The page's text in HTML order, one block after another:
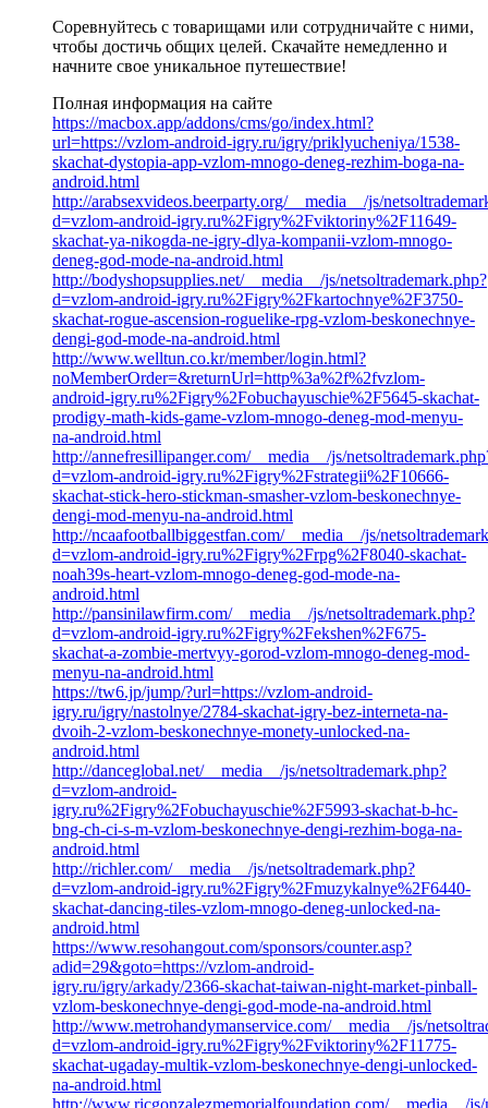
Соревнуйтесь с товарищами или сотрудничайте с ними,
чтобы достичь общих целей. Скачайте немедленно и
начните свое уникальное путешествие!
Полная информация на сайте
https://macbox.app/addons/cms/go/index.html?
url=https://vzlom-android-igry.ru/igry/priklyucheniya/1538-
skachat-dystopia-app-vzlom-mnogo-deneg-rezhim-boga-na-
android.html
http://arabsexvideos.beerparty.org/__media__/js/
d=vzlom-android-igry.ru%2Figry%2Fviktoriny%2F11649-
skachat-ya-nikogda-ne-igry-dlya-kompanii-vzlom-mnogo-
deneg-god-mode-na-android.html
http://bodyshopsupplies.net/__media__/js/netsoltrademark.php?
d=vzlom-android-igry.ru%2Figry%2Fkartochnye%2F3750-
skachat-rogue-ascension-roguelike-rpg-vzlom-beskonechnye-
dengi-god-mode-na-android.html
http://www.welltun.co.kr/member/login.html?
noMemberOrder=&returnUrl=http%3a%2f%2fvzlom-
android-igry.ru%2Figry%2Fobuchayuschie%2F5645-skachat-
prodigy-math-kids-game-vzlom-mnogo-deneg-mod-menyu-
na-android.html
http://annefresillipanger.com/__media__/js/
d=vzlom-android-igry.ru%2Figry%2Fstrategii%2F10666-
skachat-stick-hero-stickman-smasher-vzlom-beskonechnye-
dengi-mod-menyu-na-android.html
http://ncaafootballbiggestfan.com/__media__/js/
d=vzlom-android-igry.ru%2Figry%2Frpg%2F8040-skachat-
noah39s-heart-vzlom-mnogo-deneg-god-mode-na-
android.html
http://pansinilawfirm.com/__media__/js/netsoltrademark.php?
d=vzlom-android-igry.ru%2Figry%2Fekshen%2F675-
skachat-a-zombie-mertvyy-gorod-vzlom-mnogo-deneg-mod-
menyu-na-android.html
https://tw6.jp/jump/?url=https://vzlom-android-
igry.ru/igry/nastolnye/2784-skachat-igry-bez-interneta-na-
dvoih-2-vzlom-beskonechnye-monety-unlocked-na-
android.html
http://danceglobal.net/__media__/js/netsoltrademark.php?
d=vzlom-android-
igry.ru%2Figry%2Fobuchayuschie%2F5993-skachat-b-hc-
bng-ch-ci-s-m-vzlom-beskonechnye-dengi-rezhim-boga-na-
android.html
http://richler.com/__media__/js/netsoltrademark.php?
d=vzlom-android-igry.ru%2Figry%2Fmuzykalnye%2F6440-
skachat-dancing-tiles-vzlom-mnogo-deneg-unlocked-na-
android.html
https://www.resohangout.com/sponsors/counter.asp?
adid=29&goto=https://vzlom-android-
igry.ru/igry/arkady/2366-skachat-taiwan-night-market-pinball-
vzlom-beskonechnye-dengi-god-mode-na-android.html
http://www.metrohandymanservice.com/__media__/js/
d=vzlom-android-igry.ru%2Figry%2Fviktoriny%2F11775-
skachat-ugaday-multik-vzlom-beskonechnye-dengi-unlocked-
na-android.html
http://www.ricgonzalezmemorialfoundation.com/__media__/js/